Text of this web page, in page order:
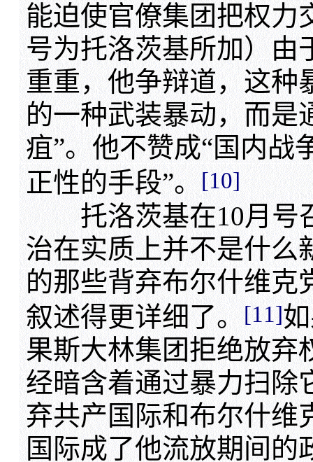
能迫使官僚集团把权力
号为托洛茨基所加）由
重重，他争辩道，这种
的一种武装暴动，而是
疽”。他不赞成“国内战
正性的手段”。
[10]
托洛茨基在10月号
治在实质上并不是什么
的那些背弃布尔什维克
叙述得更详细了。
[11]
果斯大林集团拒绝放弃
经暗含着通过暴力扫除
弃共产国际和布尔什维
国际成了他流放期间的